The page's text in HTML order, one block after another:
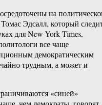
на
Эдсалл, который
для New York Times,
все чаще
демократическим
трудным, а может и
«синей»